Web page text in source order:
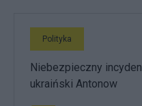
Polityka
Niebezpieczny
ukraiński Antonow